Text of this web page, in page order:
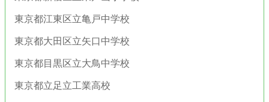
東京都江東区立亀戸中学校
東京都大田区立矢口中学校
東京都目黒区立大鳥中学校
東京都立足立工業高校